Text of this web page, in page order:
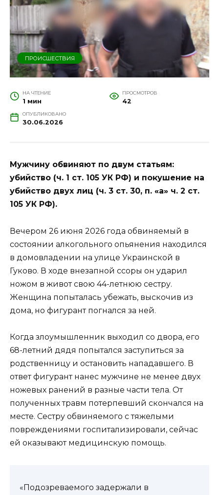
ПРОИСШЕСТВИЯ
НА ЧТЕНИЕ
1 мин
ПРОСМОТРОВ
42
ОПУБЛИКОВАНО
30.06.2026
Мужчину обвиняют по двум статьям:
убийство (ч. 1 ст. 105 УК РФ) и покушение на
убийство двух лиц (ч. 3 ст. 30, п. «а» ч. 2 ст.
105 УК РФ).
Вечером 26 июня 2026 года обвиняемый в
состоянии алкогольного опьянения находился
в домовладении на улице Украинской в
Гуково. В ходе внезапной ссоры он ударил
ножом в живот свою 44-летнюю сестру.
Женщина попыталась убежать, выскочив из
дома, но фигурант погнался за ней.
Когда злоумышленник выходил со двора, его
68-летний дядя попытался заступиться за
родственницу и остановить нападавшего. В
ответ фигурант нанес мужчине не менее двух
ножевых ранений в разные части тела. От
полученных травм потерпевший скончался на
месте. Сестру обвиняемого с тяжелыми
повреждениями госпитализировали, сейчас
ей оказывают медицинскую помощь.
«Подозреваемого задержали в